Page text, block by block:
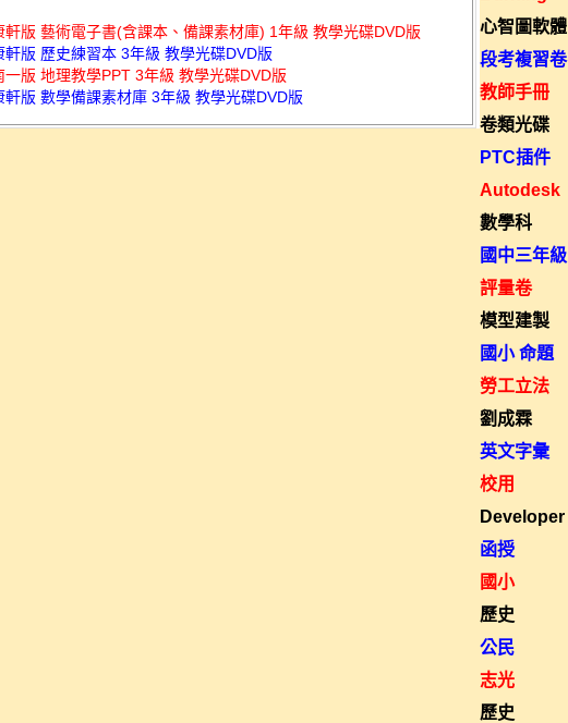
版 藝術電子書(含課本、備課素材庫) 1年級 教學光碟DVD版
版 歷史練習本 3年級 教學光碟DVD版
版 地理教學PPT 3年級 教學光碟DVD版
版 數學備課素材庫 3年級 教學光碟DVD版
心智圖軟體
段考複習卷
教師手冊
卷類光碟
PTC插件
Autodesk
數學科
國中三年級
評量卷
模型建製
國小 命題
勞工立法
劉成霖
英文字彙
校用
Developer
函授
國小
歷史
公民
志光
歷史